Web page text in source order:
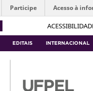
Participe Acesso à
EDITAIS INTERNACIONAL